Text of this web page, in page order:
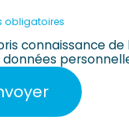
obligatoires
connaissance
données